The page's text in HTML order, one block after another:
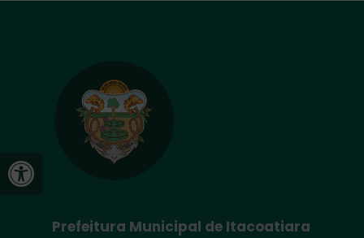
Open toolbar
Prefeitura Municipal de Itacoatiara